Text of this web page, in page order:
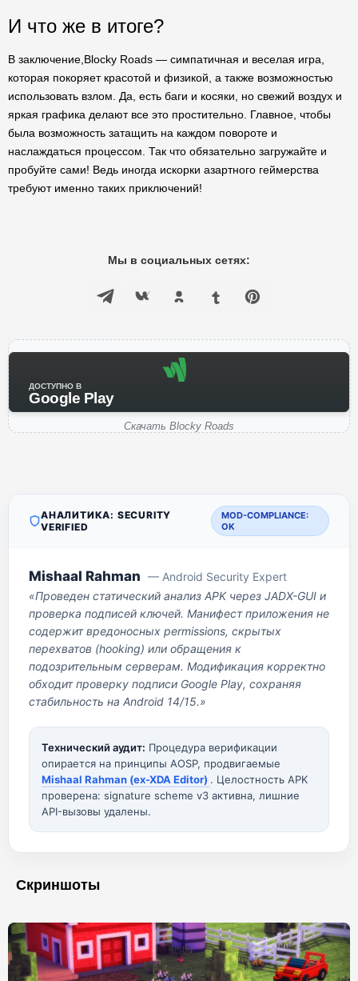
И что же в итоге?
В заключение,Blocky Roads — симпатичная и веселая игра,
которая покоряет красотой и физикой, а также возможностью
использовать взлом. Да, есть баги и косяки, но свежий воздух и
яркая графика делают все это простительно. Главное, чтобы
была возможность затащить на каждом повороте и
наслаждаться процессом. Так что обязательно загружайте и
пробуйте сами! Ведь иногда искорки азартного геймерства
требуют именно таких приключений!
Мы в социальных сетях:
ДОСТУПНО В
Google Play
Скачать Blocky Roads
АНАЛИТИКА: SECURITY
VERIFIED
MOD-COMPLIANCE:
OK
Mishaal Rahman — Android Security Expert
«Проведен статический анализ APK через JADX-GUI и
проверка подписей ключей. Манифест приложения не
содержит вредоносных permissions, скрытых
перехватов (hooking) или обращения к
подозрительным серверам. Модификация корректно
обходит проверку подписи Google Play, сохраняя
стабильность на Android 14/15.»
Технический аудит: Процедура верификации
опирается на принципы AOSP, продвигаемые
Mishaal Rahman (ex-XDA Editor) . Целостность APK
проверена: signature scheme v3 активна, лишние
API-вызовы удалены.
Скриншоты